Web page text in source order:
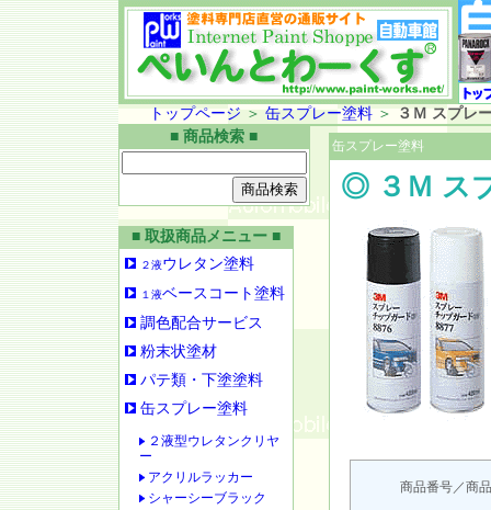
トップページ ＞ 缶スプレー塗料＞
３Ｍ スプレ
■ 商品検索 ■
■ 取扱商品メニュー ■
２液ウレタン塗料
１液ベースコート塗料
調色配合サービス
粉末状塗材
パテ類・下塗塗料
缶スプレー塗料
２液型ウレタンクリヤ
ー
アクリルラッカー
シャーシーブラック
缶スプレー塗料
◎ ３Ｍ ス
商品番号／商